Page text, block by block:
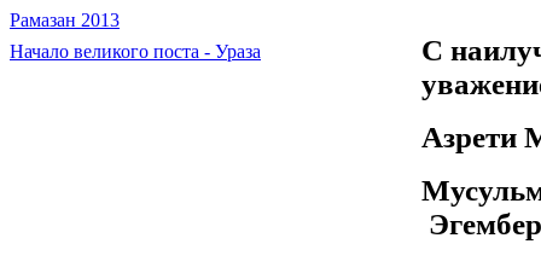
Рамазан 2013
Начало великого поста - Ураза
С
Азpeти